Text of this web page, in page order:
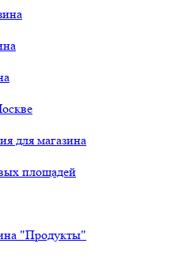
для магазина
площадей
"Продукты"